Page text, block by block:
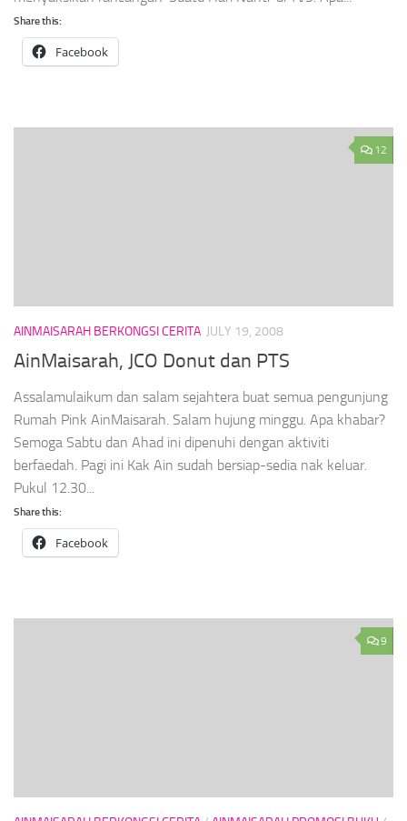
Share this:
Facebook
12
AINMAISARAH BERKONGSI CERITA JULY 19, 2008
AinMaisarah, JCO Donut dan PTS
Assalamulaikum dan salam sejahtera buat semua pengunjung
Rumah Pink AinMaisarah. Salam hujung minggu. Apa khabar?
Semoga Sabtu dan Ahad ini dipenuhi dengan aktiviti
berfaedah. Pagi ini Kak Ain sudah bersiap-sedia nak keluar.
Pukul 12.30...
Share this:
Facebook
9